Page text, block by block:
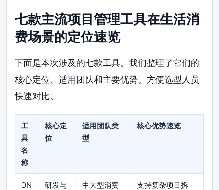
七款主流项目管理工具在生活消
费场景的定位速览
下面是本次涉及的七款工具。我们整理了它们的
核心定位、适用团队和主要优势。方便选型人员
快速对比。
工
具
名
称
核心定
位
适用团队类
型
核心优势速览
ON
研发与
中大型消费
支持复杂项目拆